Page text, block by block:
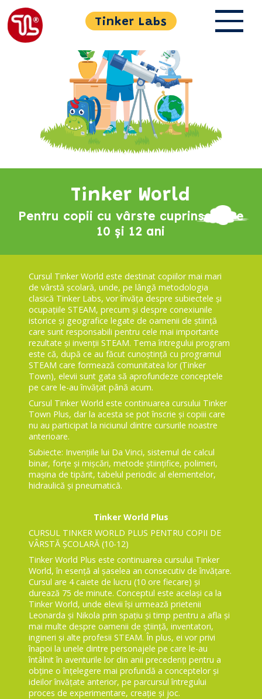
Tinker Labs
Tinker World
Pentru copii cu vârste cuprinse între
10 și 12 ani
Cursul Tinker World este destinat copiilor mai mari
de vârstă școlară, unde, pe lângă metodologia
clasică Tinker Labs, vor învăța despre subiectele și
ocupațiile STEAM, precum și despre conexiunile
istorice și geografice legate de oamenii de știință
care sunt responsabili pentru cele mai importante
rezultate și invenții STEAM. Tema întregului program
este că, după ce au făcut cunoștință cu programul
STEAM care formează comunitatea lor (Tinker
Town), elevii sunt gata să aprofundeze conceptele
pe care le-au învățat până acum.
Cursul Tinker World este continuarea cursului Tinker
Town Plus, dar la acesta se pot înscrie și copiii care
nu au participat la niciunul dintre cursurile noastre
anterioare.
Subiecte: Invențiile lui Da Vinci, sistemul de calcul
binar, forțe și mișcări, metode științifice, polimeri,
mașina de tipărit, tabelul periodic al elementelor,
hidraulică și pneumatică.
Tinker World Plus
CURSUL TINKER WORLD PLUS PENTRU COPII DE
VÂRSTĂ ȘCOLARĂ (10-12)
Tinker World Plus este continuarea cursului Tinker
World, în esență al șaselea an consecutiv de învățare.
Cursul are 4 caiete de lucru (10 ore fiecare) și
durează 75 de minute. Conceptul este același ca la
Tinker World, unde elevii își urmează prietenii
Leonarda și Nikola prin spațiu și timp pentru a afla și
mai multe despre oamenii de știință, inventatori,
ingineri și alte profesii STEAM. În plus, ei vor privi
înapoi la unele dintre personajele pe care le-au
întâlnit în aventurile lor din anii precedenți pentru a
obține o înțelegere mai profundă a conceptelor și
ideilor învățate anterior, pe parcursul întregului
proces de experimentare, creație și joc.